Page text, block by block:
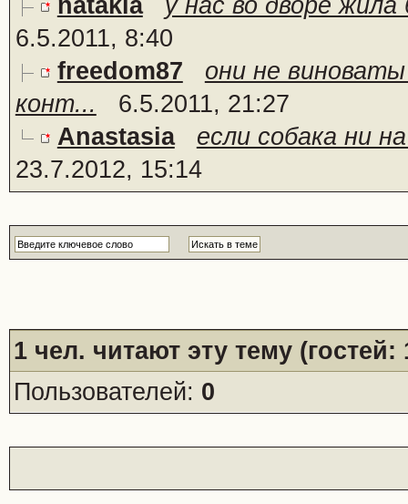
natakla
у нас во дворе
6.5.2011, 8:40
freedom87
они не
конт...
6.5.2011, 21:27
Anastasia
если собака ни
23.7.2012, 15:14
1чел. читают эту тему
Пользователей: 0